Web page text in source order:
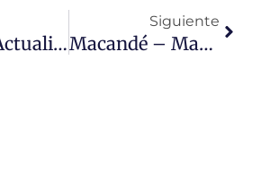
Toda La Actualidad Del Diseño Web Profesional En Tu Bandeja De Entrada
Siguiente
Macandé – Management De Artistas Flamencos